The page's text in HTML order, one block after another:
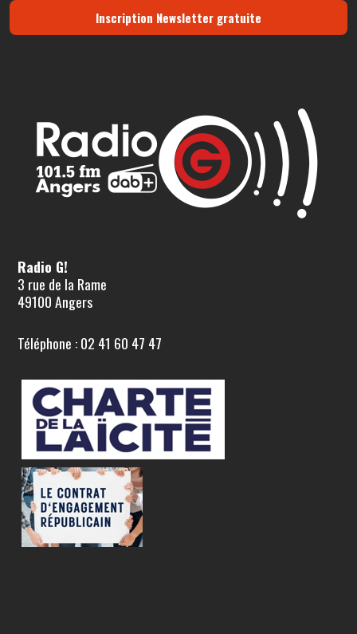
Inscription Newsletter gratuite
Radio G!
3 rue de la Rame
49100 Angers
Téléphone : 02 41 60 47 47